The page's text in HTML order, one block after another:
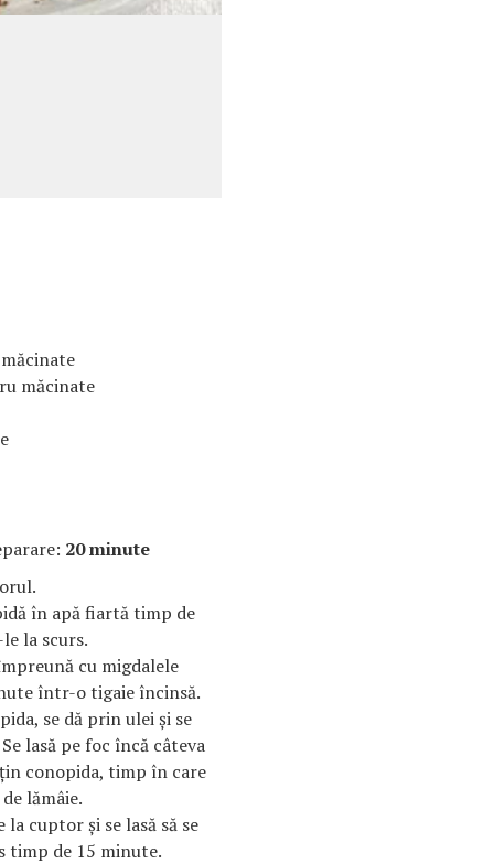
măcinate
20 minute
în apă fiartă timp de
la scurs.
cu migdalele
într-o tigaie încinsă.
se dă prin ulei şi se
lasă pe foc încă câteva
conopida, timp în care
lămâie.
la cuptor şi se lasă să se
timp de 15 minute.